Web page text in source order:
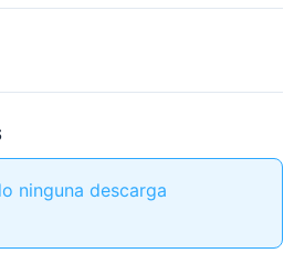
ninguna descarga